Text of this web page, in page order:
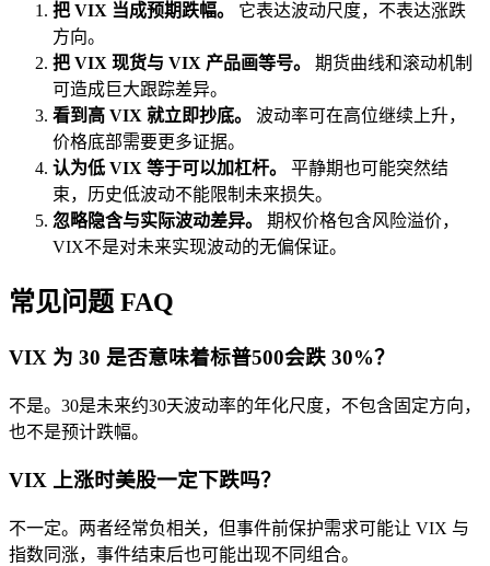
把 VIX 当成预期跌幅。
它表达波动尺度，不表达涨跌
方向。
把 VIX 现货与 VIX 产品画等号。
期货曲线和滚动机制
可造成巨大跟踪差异。
看到高 VIX 就立即抄底。
波动率可在高位继续上升，
价格底部需要更多证据。
认为低 VIX 等于可以加杠杆。
平静期也可能突然结
束，历史低波动不能限制未来损失。
忽略隐含与实际波动差异。
期权价格包含风险溢价，
VIX不是对未来实现波动的无偏保证。
常见问题 FAQ
VIX 为 30 是否意味着标普500会跌 30%？
不是。30是未来约30天波动率的年化尺度，不包含固定方向，
也不是预计跌幅。
VIX 上涨时美股一定下跌吗？
不一定。两者经常负相关，但事件前保护需求可能让 VIX 与
指数同涨，事件结束后也可能出现不同组合。